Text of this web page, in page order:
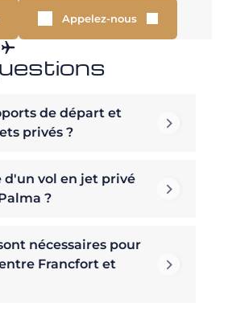
Appelez-nous
de départ et
privés ?
d'un vol en jet privé
?
nécessaires pour
Francfort et